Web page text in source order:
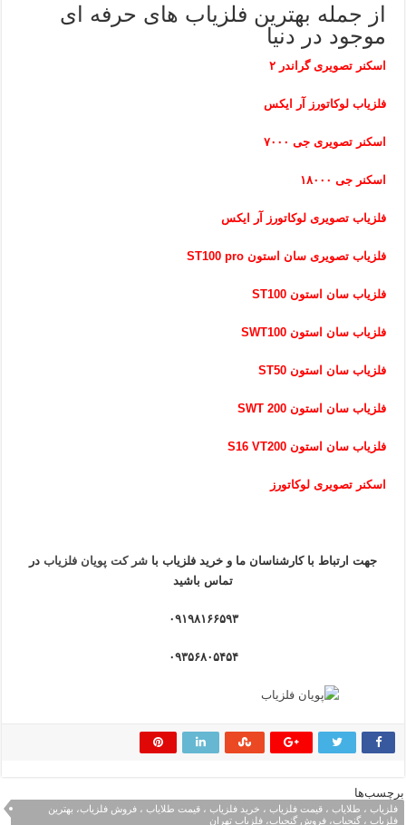
از جمله بهترین فلزیاب های حرفه ای
موجود در دنیا
اسکنر تصویری گراندر ۲
فلزیاب لوکاتورز آر ایکس
اسکنر تصویری جی ۷۰۰۰
اسکنر جی ۱۸۰۰۰
فلزیاب تصویری لوکاتورز آر ایکس
فلزیاب تصویری سان استون ST100 pro
فلزیاب سان استون ST100
فلزیاب سان استون SWT100
فلزیاب سان استون ST50
فلزیاب سان استون SWT 200
فلزیاب سان استون S16 VT200
اسکنر تصویری لوکاتورز
جهت ارتباط با کارشناسان ما و خرید فلزیاب با شر کت پویان فلزیاب در
تماس باشید
۰۹۱۹۸۱۶۶۵۹۳
۰۹۳۵۶۸۰۵۴۵۴
برچسب‌ها
فلزیاب ، طلایاب ، قیمت فلزیاب ، خرید فلزیاب ، قیمت طلایاب ، فروش فلزیاب، بهترین
فلزیاب ، گنجیاب، فروش گنجیاب، فلزیاب تهران